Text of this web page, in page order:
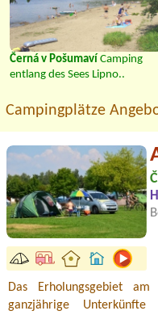
Černá v Pošumaví Camping
entlang des Sees Lipno..
Campingplätze
Das Erholungsgebiet
ganzjährige